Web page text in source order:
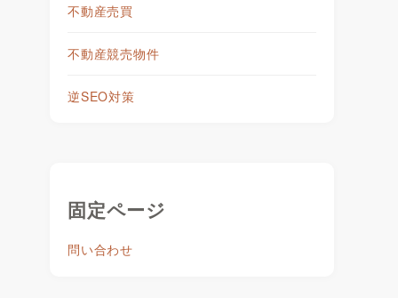
不動産売買
不動産競売物件
逆SEO対策
固定ページ
問い合わせ